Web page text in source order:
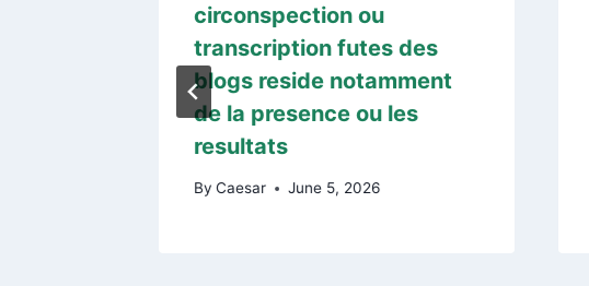
circonspection ou
transcription futes des
blogs reside notamment
de la presence ou les
resultats
By Caesar June 5, 2026